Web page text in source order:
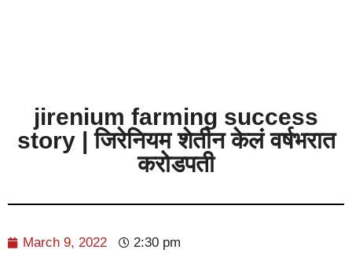
jirenium farming success
story | जिरेनियम शेतीन केलं वर्षभरात
करोडपती
March 9, 2022 2:30 pm